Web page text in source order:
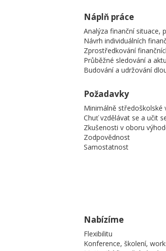
Náplň práce
Analýza finanční situace,
Návrh individuálních
Zprostředkování
Průběžné sledování a
Budování a udržování
Požadavky
Minimálně středoškolské
Chuť vzdělávat se a učit
Zkušenosti v oboru
Zodpovědnost
Samostatnost
Nabízíme
Flexibilitu
Konference, školení,